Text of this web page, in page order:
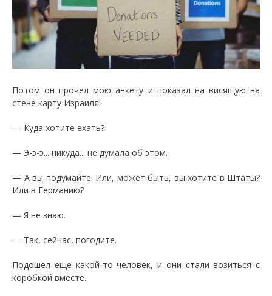
Потом он прочел мою анкету и показал на висящую на
стене карту Израиля:
— Куда хотите ехать?
— Э-э-э... никуда... не думала об этом.
— А вы подумайте. Или, может быть, вы хотите в Штаты?
Или в Германию?
— Я не знаю.
— Так, сейчас, погодите.
Подошел еще какой-то человек, и они стали возиться с
коробкой вместе.